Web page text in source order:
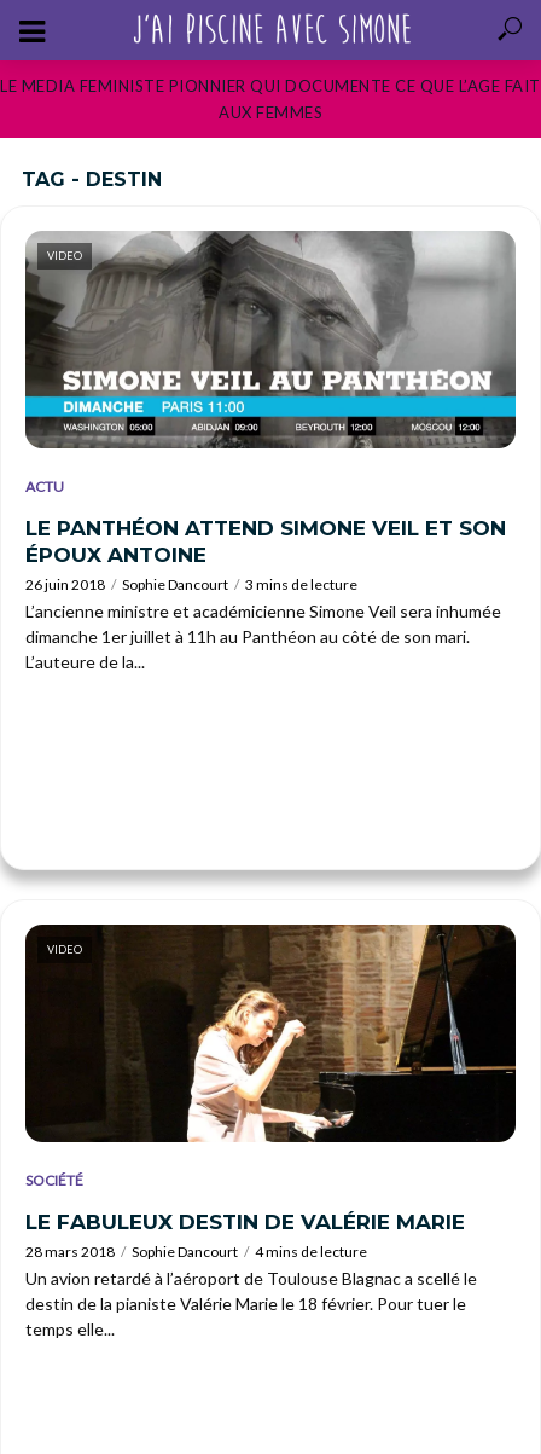
LE MEDIA FEMINISTE PIONNIER QUI DOCUMENTE CE QUE L’AGE FAIT
AUX FEMMES
TAG - DESTIN
VIDEO
ACTU
LE PANTHÉON ATTEND SIMONE VEIL ET SON
ÉPOUX ANTOINE
26 juin 2018 Sophie Dancourt 3 mins de lecture
L’ancienne ministre et académicienne Simone Veil sera inhumée
dimanche 1er juillet à 11h au Panthéon au côté de son mari.
L’auteure de la...
VIDEO
SOCIÉTÉ
LE FABULEUX DESTIN DE VALÉRIE MARIE
28 mars 2018 Sophie Dancourt 4 mins de lecture
Un avion retardé à l’aéroport de Toulouse Blagnac a scellé le
destin de la pianiste Valérie Marie le 18 février. Pour tuer le
temps elle...